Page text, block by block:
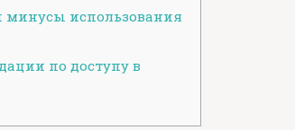
использования
по доступу в